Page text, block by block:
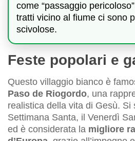
come “passaggio
tratti vicino al fiume ci sono
scivolose.
Feste popolari e
Questo villaggio bianco è
Paso de Riogordo, una
realistica della vita di Gesù. Si
Settimana Santa, il Venerdì
ed è considerata la migliore